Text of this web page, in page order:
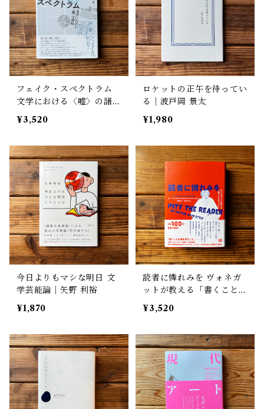
フェイク・スペクトラム
文学における〈嘘〉の諸相
| 納富信留, 明星聖子
¥3,520
ロケットの正午を待ってい
る｜波戸岡 景太
¥1,980
今日よりもマシな明日 文
学芸能論｜矢野 利裕
¥1,870
読者に憐れみを ヴォネガ
ットが教える「書くことに
ついて」 | カート・ヴォ
ネガット, スザンヌ・マッ
石田文子 (翻訳)
¥3,520